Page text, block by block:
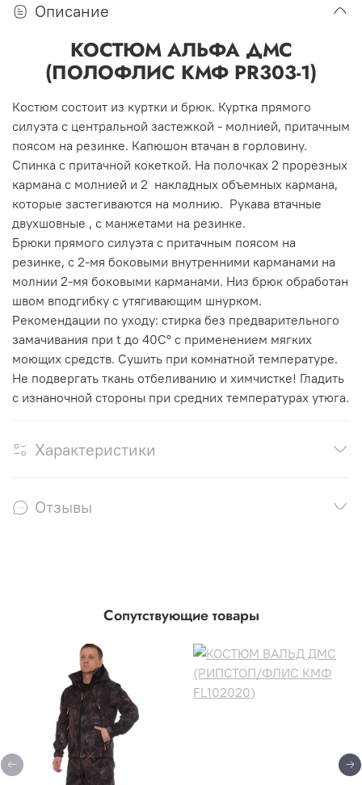
Описание
КОСТЮМ АЛЬФА ДМС
(ПОЛОФЛИС КМФ PR303-1)
Костюм состоит из куртки и брюк. Куртка прямого
силуэта с центральной застежкой - молнией, притачным
поясом на резинке. Капюшон втачан в горловину.
Спинка с притачной кокеткой. На полочках 2 прорезных
кармана с молнией и 2 накладных объемных кармана,
которые застегиваются на молнию. Рукава втачные
двухшовные , с манжетами на резинке.
Брюки прямого силуэта с притачным поясом на
резинке, с 2-мя боковыми внутренними карманами на
молнии 2-мя боковыми карманами. Низ брюк обработан
швом вподгибку с утягивающим шнурком.
Рекомендации по уходу: стирка без предварительного
замачивания при t до 40С° с применением мягких
моющих средств. Сушить при комнатной температуре.
Не подвергать ткань отбеливанию и химчистке! Гладить
с изнаночной стороны при средних температурах утюга.
Характеристики
Отзывы
Сопутствующие товары